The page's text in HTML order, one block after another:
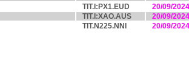
TIT.I:PX1.EUD
20/09/2024
TIT.I:XAO.AUS
20/09/2024
TIT.N225.NNI 20/09/2024